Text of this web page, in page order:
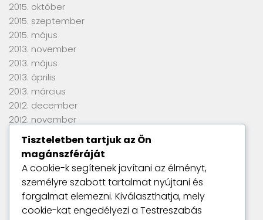
2015. október
2015. szeptember
2015. május
2013. november
2013. május
2013. április
2013. március
2012. december
2012. november
2012. szeptember
2012. június
2012. április
2012. március
2012. január
2011. szeptember
Tiszteletben tartjuk az Ön
magánszféráját
A cookie-k segítenek javítani az élményt,
személyre szabott tartalmat nyújtani és
forgalmat elemezni. Kiválaszthatja, mely
cookie-kat engedélyezi a Testreszabás